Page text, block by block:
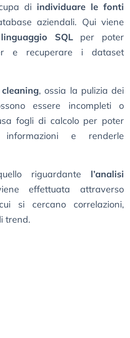
di individuare le fonti
aziendali. Qui viene
SQLper poter
e recuperare i dataset
, ossia la pulizia dei
essere incompleti o
fogli di calcolo per poter
e renderle
riguardante l’analisi
effettuata attraverso
si cercano correlazioni,
trend.